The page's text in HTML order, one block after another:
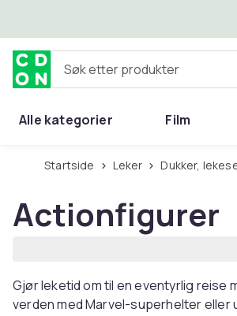
Søk etter produkter
Alle kategorier Film
Startside Leker Dukker,
Actionfigurer
Gjør leketid om til en eventyrlig reise
verden med Marvel-superhelter eller